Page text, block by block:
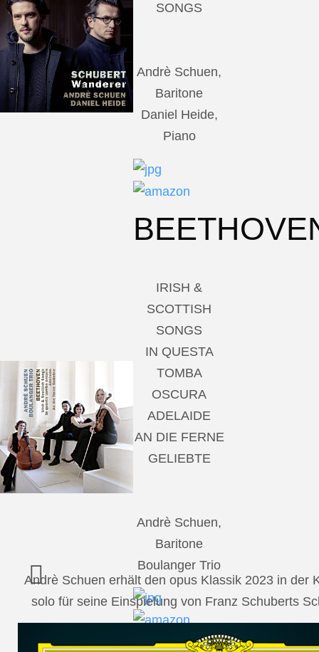
SONGS
Andrè Schuen,
Baritone
Daniel Heide,
Piano
IRISH &
SCOTTISH
SONGS
IN QUESTA
TOMBA
OSCURA
ADELAIDE
AN DIE FERNE
GELIEBTE
Andrè Schuen,
Baritone
Boulanger Trio
Andrè Schuen erhält den opus Klassik 2023 in der
solo für seine Einspielung von Franz Schuberts